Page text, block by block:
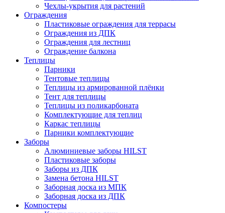
Чехлы-укрытия для растений
Ограждения
Пластиковые ограждения для террасы
Ограждения из ДПК
Ограждения для лестниц
Ограждение балкона
Теплицы
Парники
Тентовые теплицы
Теплицы из армированной плёнки
Тент для теплицы
Теплицы из поликарбоната
Комплектующие для теплиц
Каркас теплицы
Парники комплектующие
Заборы
Алюминиевые заборы HILST
Пластиковые заборы
Заборы из ДПК
Замена бетона HILST
Заборная доска из МПК
Заборная доска из ДПК
Компостеры